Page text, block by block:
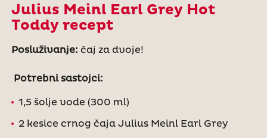
Julius Meinl Earl Grey Hot
Toddy recept
Posluživanje: čaj za dvoje!
Potrebni sastojci:
1,5 šolje vode (300 ml)
2 kesice crnog čaja Julius Meinl Earl Grey